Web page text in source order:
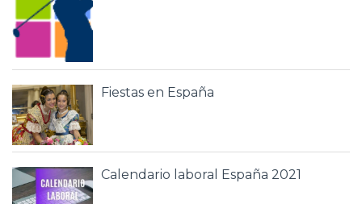
Fiestas en España
Calendario laboral España 2021